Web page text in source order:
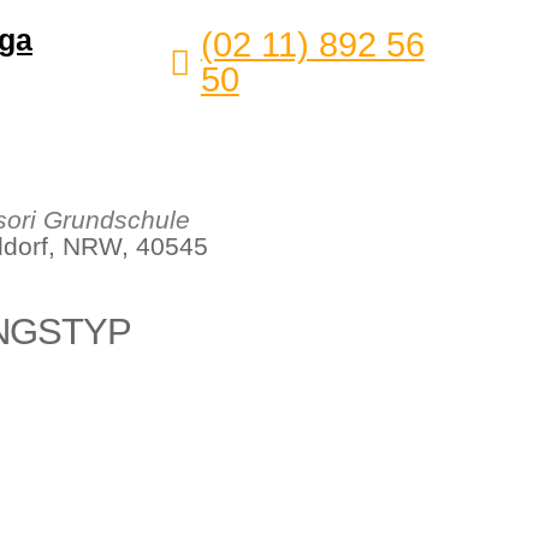
(02 11) 892 56
50
Grundschule
NRW, 40545